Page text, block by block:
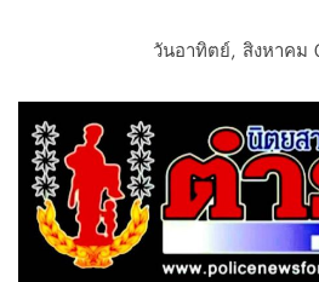
วันอาทิตย์, สิงหาคม